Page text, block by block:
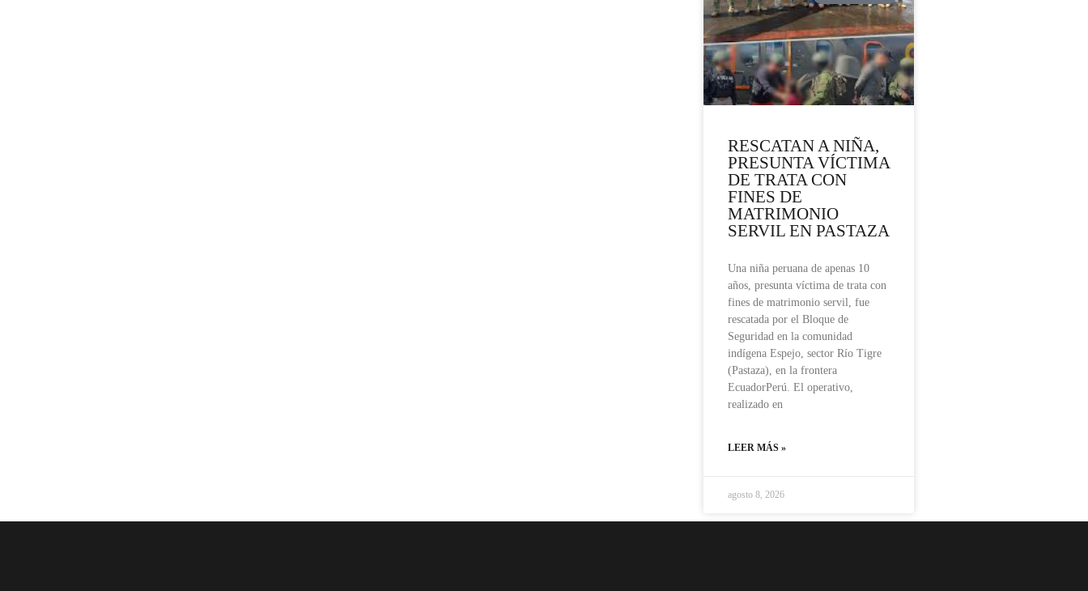
RESCATAN A NIÑA,
PRESUNTA VÍCTIMA
DE TRATA CON
FINES DE
MATRIMONIO
SERVIL EN PASTAZA
Una niña peruana de apenas 10
años, presunta víctima de trata con
fines de matrimonio servil, fue
rescatada por el Bloque de
Seguridad en la comunidad
indígena Espejo, sector Río Tigre
(Pastaza), en la frontera
EcuadorPerú. El operativo,
realizado en
LEER MÁS »
agosto 8, 2026